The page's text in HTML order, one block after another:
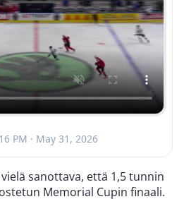
PM · May 31, 2026
vielä sanottava, että 1,5 tunnin
Memorial Cupin finaali.